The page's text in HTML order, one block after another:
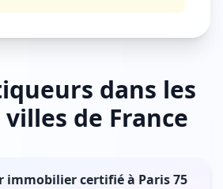
dans les
de France
immobilier certifié à Paris 75